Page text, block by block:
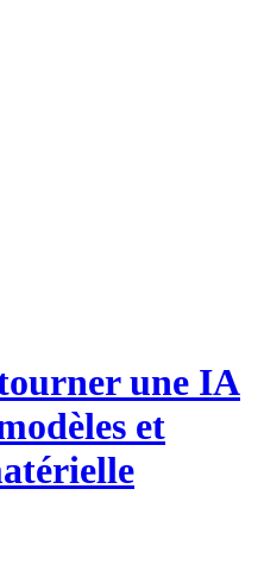
une IA
et